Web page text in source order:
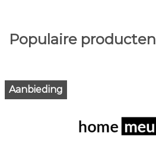
Populaire producten
Aanbieding